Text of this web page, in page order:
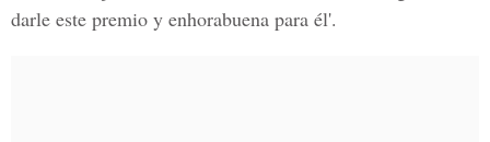
darle este premio y enhorabuena para él'.